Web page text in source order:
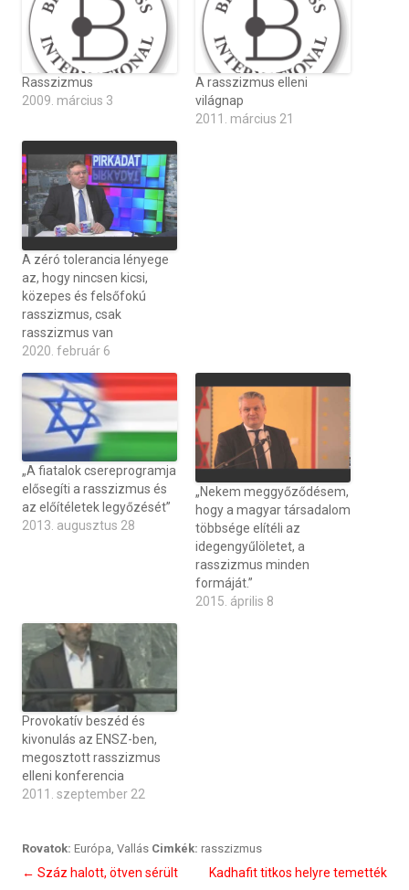
Rasszizmus
2009. március 3
A rasszizmus elleni
világnap
2011. március 21
A zéró tolerancia lényege
az, hogy nincsen kicsi,
közepes és felsőfokú
rasszizmus, csak
rasszizmus van
2020. február 6
„A fiatalok csereprogramja
elősegíti a rasszizmus és
az előítéletek legyőzését”
2013. augusztus 28
„Nekem meggyőződésem,
hogy a magyar társadalom
többsége elítéli az
idegengyűlöletet, a
rasszizmus minden
formáját.”
2015. április 8
Provokatív beszéd és
kivonulás az ENSZ-ben,
megosztott rasszizmus
elleni konferencia
2011. szeptember 22
Rovatok: Európa, Vallás Cimkék: rasszizmus
Bejegyzés
← Száz halott, ötven sérült Kadhafit titkos helyre temették